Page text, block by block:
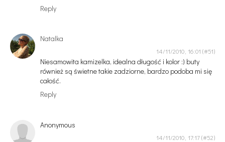
Reply
Natalka
14/11/2010, 16:01
Niesamowita kamizelka, idealna długość i kolor :) buty
również są świetne takie zadziorne, bardzo podoba mi się
całość.
Reply
Anonymous
14/11/2010, 17:17